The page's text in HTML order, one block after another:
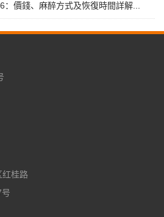
價錢、麻醉方式及恢復時間詳解...
红桂路